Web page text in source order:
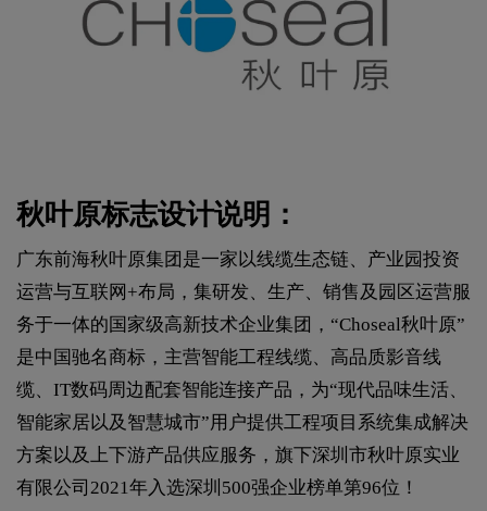
秋叶原标志设计说明：
广东前海秋叶原集团是一家以线缆生态链、产业园投资
运营与互联网+布局，集研发、生产、销售及园区运营服
务于一体的国家级高新技术企业集团，“Choseal秋叶原”
是中国驰名商标，主营智能工程线缆、高品质影音线
缆、IT数码周边配套智能连接产品，为“现代品味生活、
智能家居以及智慧城市”用户提供工程项目系统集成解决
方案以及上下游产品供应服务，旗下深圳市秋叶原实业
有限公司2021年入选深圳500强企业榜单第96位！